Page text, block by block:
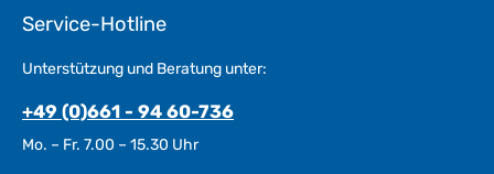
Service-Hotline
Unterstützung und Beratung unter:
+49 (0)661 - 94 60-736
Mo. – Fr. 7.00 – 15.30 Uhr